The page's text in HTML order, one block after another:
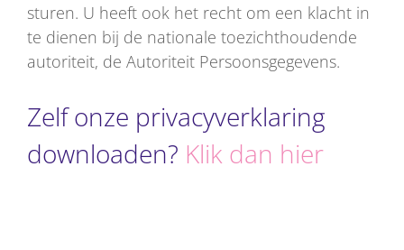
sturen. U heeft ook het recht om een klacht in
te dienen bij de nationale toezichthoudende
autoriteit, de Autoriteit Persoonsgegevens.
Zelf onze privacyverklaring
downloaden? Klik dan hier